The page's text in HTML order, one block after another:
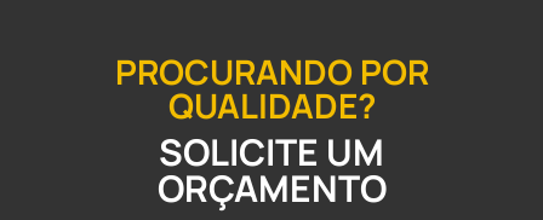
PROCURANDO POR
QUALIDADE?
SOLICITE UM
ORÇAMENTO